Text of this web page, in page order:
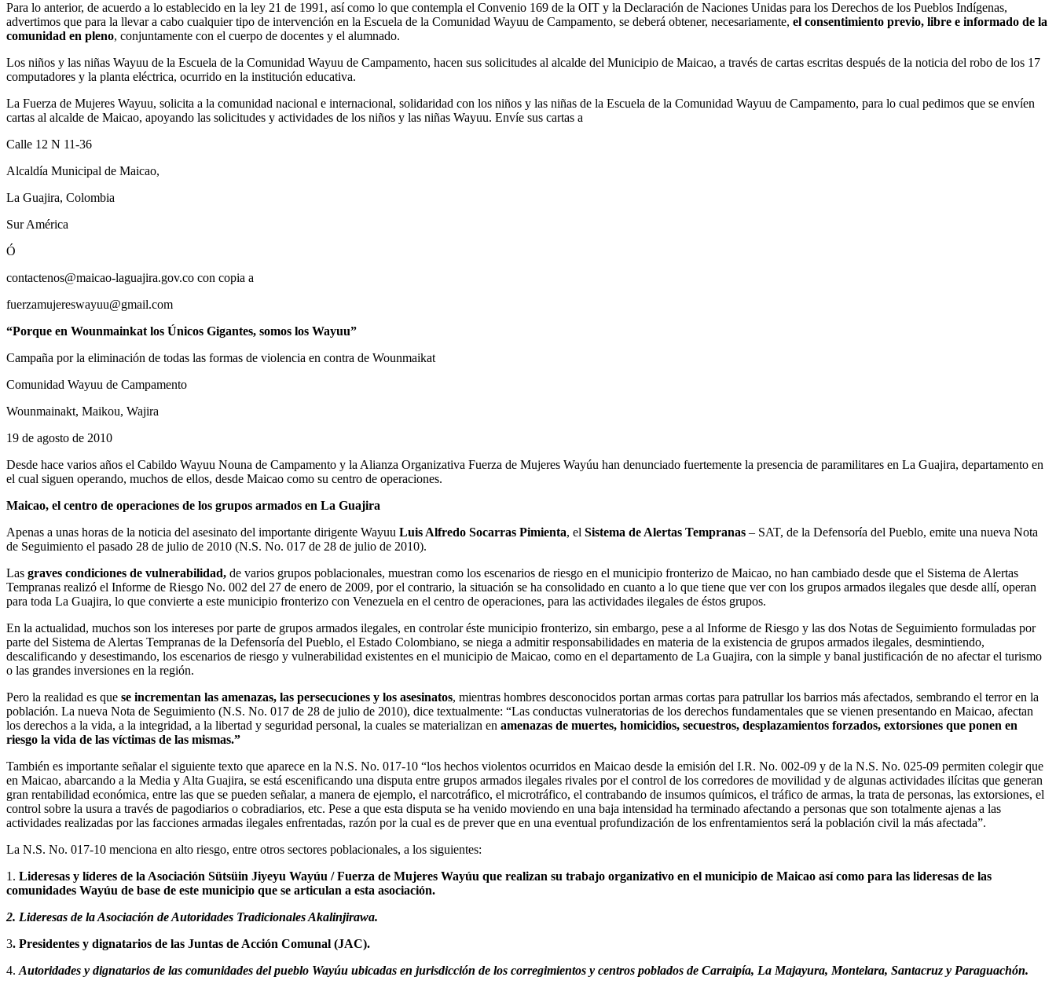
Para lo anterior, de acuerdo a lo establecido en la ley 21 de 1991, así como lo que contempla el Convenio 169 de la OIT y la Declaración de Naciones Unidas para los Derechos de los Pueblos Indígenas,
advertimos que para la llevar a cabo cualquier tipo de intervención en la Escuela de la Comunidad Wayuu de Campamento, se deberá obtener, necesariamente, el consentimiento previo, libre e informado de la
comunidad en pleno, conjuntamente con el cuerpo de docentes y el alumnado.
Los niños y las niñas Wayuu de la Escuela de la Comunidad Wayuu de Campamento, hacen sus solicitudes al alcalde del Municipio de Maicao, a través de cartas escritas después de la noticia del robo de los 17
computadores y la planta eléctrica, ocurrido en la institución educativa.
La Fuerza de Mujeres Wayuu, solicita a la comunidad nacional e internacional, solidaridad con los niños y las niñas de la Escuela de la Comunidad Wayuu de Campamento, para lo cual pedimos que se envíen
cartas al alcalde de Maicao, apoyando las solicitudes y actividades de los niños y las niñas Wayuu. Envíe sus cartas a
Calle 12 N 11-36
Alcaldía Municipal de Maicao,
La Guajira, Colombia
Sur América
Ó
contactenos@maicao-laguajira.gov.co con copia a
fuerzamujereswayuu@gmail.com
“Porque en Wounmainkat los Únicos Gigantes, somos los Wayuu”
Campaña por la eliminación de todas las formas de violencia en contra de Wounmaikat
Comunidad Wayuu de Campamento
Wounmainakt, Maikou, Wajira
19 de agosto de 2010
Desde hace varios años el Cabildo Wayuu Nouna de Campamento y la Alianza Organizativa Fuerza de Mujeres Wayúu han denunciado fuertemente la presencia de paramilitares en La Guajira, departamento en
el cual siguen operando, muchos de ellos, desde Maicao como su centro de operaciones.
Maicao, el centro de operaciones de los grupos armados en La Guajira
Apenas a unas horas de la noticia del asesinato del importante dirigente Wayuu Luis Alfredo Socarras Pimienta, el Sistema de Alertas Tempranas – SAT, de la Defensoría del Pueblo, emite una nueva Nota
de Seguimiento el pasado 28 de julio de 2010 (N.S. No. 017 de 28 de julio de 2010).
Las graves condiciones de vulnerabilidad, de varios grupos poblacionales, muestran como los escenarios de riesgo en el municipio fronterizo de Maicao, no han cambiado desde que el Sistema de Alertas
Tempranas realizó el Informe de Riesgo No. 002 del 27 de enero de 2009, por el contrario, la situación se ha consolidado en cuanto a lo que tiene que ver con los grupos armados ilegales que desde allí, operan
para toda La Guajira, lo que convierte a este municipio fronterizo con Venezuela en el centro de operaciones, para las actividades ilegales de éstos grupos.
En la actualidad, muchos son los intereses por parte de grupos armados ilegales, en controlar éste municipio fronterizo, sin embargo, pese a al Informe de Riesgo y las dos Notas de Seguimiento formuladas por
parte del Sistema de Alertas Tempranas de la Defensoría del Pueblo, el Estado Colombiano, se niega a admitir responsabilidades en materia de la existencia de grupos armados ilegales, desmintiendo,
descalificando y desestimando, los escenarios de riesgo y vulnerabilidad existentes en el municipio de Maicao, como en el departamento de La Guajira, con la simple y banal justificación de no afectar el turismo
o las grandes inversiones en la región.
Pero la realidad es que se incrementan las amenazas, las persecuciones y los asesinatos, mientras hombres desconocidos portan armas cortas para patrullar los barrios más afectados, sembrando el terror en la
población. La nueva Nota de Seguimiento (N.S. No. 017 de 28 de julio de 2010), dice textualmente: “Las conductas vulneratorias de los derechos fundamentales que se vienen presentando en Maicao, afectan
los derechos a la vida, a la integridad, a la libertad y seguridad personal, la cuales se materializan en amenazas de muertes, homicidios, secuestros, desplazamientos forzados, extorsiones que ponen en
riesgo la vida de las víctimas de las mismas.”
También es importante señalar el siguiente texto que aparece en la N.S. No. 017-10 “los hechos violentos ocurridos en Maicao desde la emisión del I.R. No. 002-09 y de la N.S. No. 025-09 permiten colegir que
en Maicao, abarcando a la Media y Alta Guajira, se está escenificando una disputa entre grupos armados ilegales rivales por el control de los corredores de movilidad y de algunas actividades ilícitas que generan
gran rentabilidad económica, entre las que se pueden señalar, a manera de ejemplo, el narcotráfico, el microtráfico, el contrabando de insumos químicos, el tráfico de armas, la trata de personas, las extorsiones, el
control sobre la usura a través de pagodiarios o cobradiarios, etc. Pese a que esta disputa se ha venido moviendo en una baja intensidad ha terminado afectando a personas que son totalmente ajenas a las
actividades realizadas por las facciones armadas ilegales enfrentadas, razón por la cual es de prever que en una eventual profundización de los enfrentamientos será la población civil la más afectada”.
La N.S. No. 017-10 menciona en alto riesgo, entre otros sectores poblacionales, a los siguientes:
1. Lideresas y líderes de la Asociación Sütsüin Jiyeyu Wayúu / Fuerza de Mujeres Wayúu que realizan su trabajo organizativo en el municipio de Maicao así como para las lideresas de las
comunidades Wayúu de base de este municipio que se articulan a esta asociación.
2. Lideresas de la Asociación de Autoridades Tradicionales Akalinjirawa.
3. Presidentes y dignatarios de las Juntas de Acción Comunal (JAC).
4. Autoridades y dignatarios de las comunidades del pueblo Wayúu ubicadas en jurisdicción de los corregimientos y centros poblados de Carraipía, La Majayura, Montelara, Santacruz y Paraguachón.